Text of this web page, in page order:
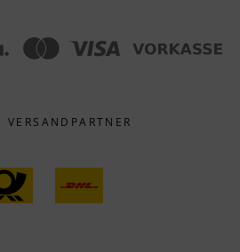
VERSANDPARTNER